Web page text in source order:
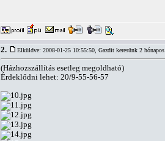
2. Elküldve: 2008-01-25 10:55:50, Gazdit keresünk 2
(Házhozszállítás esetleg megoldható)
Érdeklődni lehet: 20/9-55-56-57